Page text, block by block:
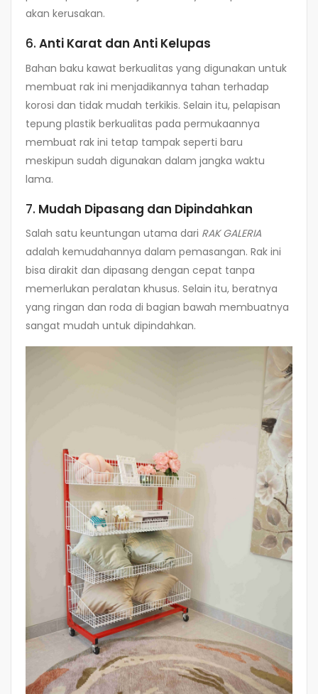
akan kerusakan.
6. Anti Karat dan Anti Kelupas
Bahan baku kawat berkualitas yang digunakan untuk
membuat rak ini menjadikannya tahan terhadap
korosi dan tidak mudah terkikis. Selain itu, pelapisan
tepung plastik berkualitas pada permukaannya
membuat rak ini tetap tampak seperti baru
meskipun sudah digunakan dalam jangka waktu
lama.
7. Mudah Dipasang dan Dipindahkan
Salah satu keuntungan utama dari RAK GALERIA
adalah kemudahannya dalam pemasangan. Rak ini
bisa dirakit dan dipasang dengan cepat tanpa
memerlukan peralatan khusus. Selain itu, beratnya
yang ringan dan roda di bagian bawah membuatnya
sangat mudah untuk dipindahkan.